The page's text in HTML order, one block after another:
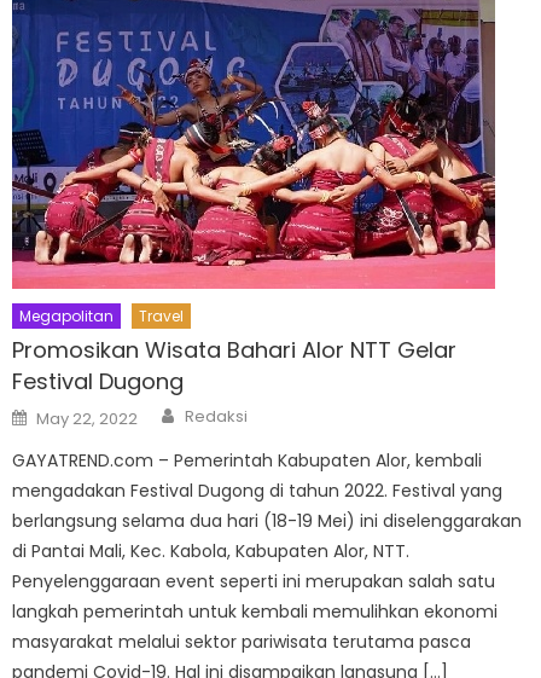
Megapolitan Travel
Promosikan Wisata Bahari Alor NTT Gelar
Festival Dugong
Posted
on
May 22, 2022 Author
Redaksi
GAYATREND.com – Pemerintah Kabupaten Alor, kembali
mengadakan Festival Dugong di tahun 2022. Festival yang
berlangsung selama dua hari (18-19 Mei) ini diselenggarakan
di Pantai Mali, Kec. Kabola, Kabupaten Alor, NTT.
Penyelenggaraan event seperti ini merupakan salah satu
langkah pemerintah untuk kembali memulihkan ekonomi
masyarakat melalui sektor pariwisata terutama pasca
pandemi Covid-19. Hal ini disampaikan langsung […]